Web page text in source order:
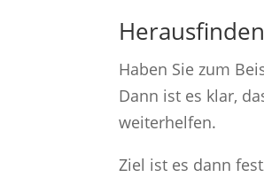
Haben Sie zum
Dann ist es klar,
weiterhelfen.
Ziel ist es dann